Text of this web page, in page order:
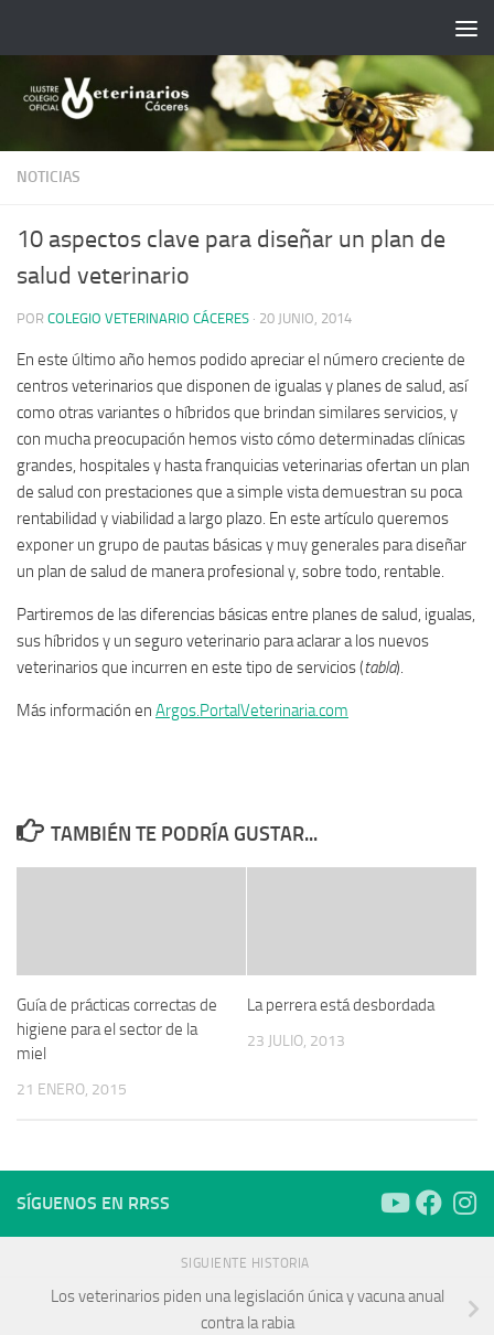
NOTICIAS
10 aspectos clave para diseñar un plan de
salud veterinario
POR COLEGIO VETERINARIO CÁCERES · 20 JUNIO, 2014
En este último año hemos podido apreciar el número creciente de
centros veterinarios que disponen de igualas y planes de salud, así
como otras variantes o híbridos que brindan similares servicios, y
con mucha preocupación hemos visto cómo determinadas clínicas
grandes, hospitales y hasta franquicias veterinarias ofertan un plan
de salud con prestaciones que a simple vista demuestran su poca
rentabilidad y viabilidad a largo plazo. En este artículo queremos
exponer un grupo de pautas básicas y muy generales para diseñar
un plan de salud de manera profesional y, sobre todo, rentable.
Partiremos de las diferencias básicas entre planes de salud, igualas,
sus híbridos y un seguro veterinario para aclarar a los nuevos
veterinarios que incurren en este tipo de servicios (tabla).
Más información en Argos.PortalVeterinaria.com
TAMBIÉN TE PODRÍA GUSTAR...
Guía de prácticas correctas de
higiene para el sector de la
miel
21 ENERO, 2015
La perrera está desbordada
23 JULIO, 2013
SÍGUENOS EN RRSS
SIGUIENTE HISTORIA
Los veterinarios piden una legislación única y vacuna anual
contra la rabia